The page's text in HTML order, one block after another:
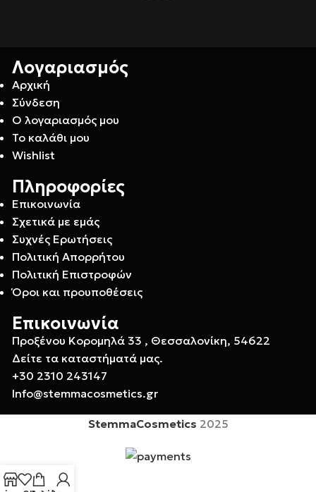
Λογαριασμός
Αρχική
Σύνδεση
Ο λογαριασμός μου
Το καλάθι μου
Wishlist
Πληροφορίες
Επικοινωνία
Σχετικά με εμάς
Συχνές Ερωτήσεις
Πολιτική Απορρήτου
Πολιτική Επιστροφών
Όροι και προυποθέσεις
Επικοινωνία
Προξένου Κορομηλά 33 , Θεσσαλονίκη, 54622
Δείτε τα καταστήματά μας.
+30 2310 243147
Info@stemmacosmetics.gr
StemmaCosmetics 2025